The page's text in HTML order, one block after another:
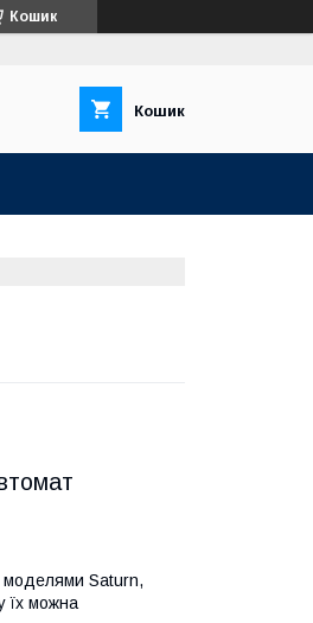
Кошик
Кошик
моделями Saturn,
їх можна